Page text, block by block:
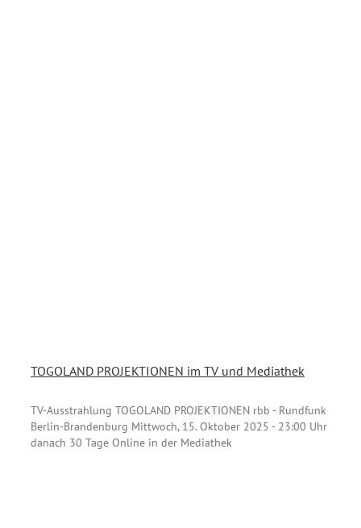
TOGOLAND PROJEKTIONEN im TV und Mediathek
TV-Ausstrahlung TOGOLAND PROJEKTIONEN rbb - Rundfunk
Berlin-Brandenburg Mittwoch, 15. Oktober 2025 - 23:00 Uhr
danach 30 Tage Online in der Mediathek